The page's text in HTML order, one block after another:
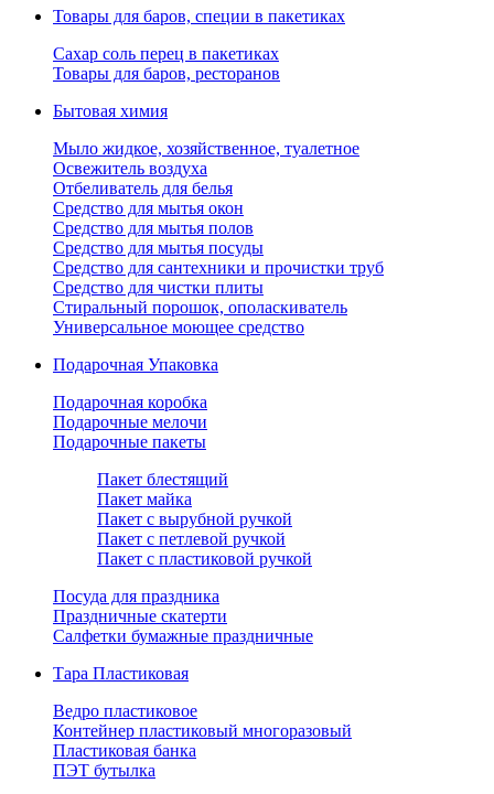
Товары для баров, специи в пакетиках
Сахар соль перец в пакетиках
Товары для баров, ресторанов
Бытовая химия
Мыло жидкое, хозяйственное, туалетное
Освежитель воздуха
Отбеливатель для белья
Средство для мытья окон
Средство для мытья полов
Средство для мытья посуды
Средство для сантехники и прочистки труб
Средство для чистки плиты
Стиральный порошок, ополаскиватель
Универсальное моющее средство
Подарочная Упаковка
Подарочная коробка
Подарочные мелочи
Подарочные пакеты
Пакет блестящий
Пакет майка
Пакет с вырубной ручкой
Пакет с петлевой ручкой
Пакет с пластиковой ручкой
Посуда для праздника
Праздничные скатерти
Салфетки бумажные праздничные
Тара Пластиковая
Ведро пластиковое
Контейнер пластиковый многоразовый
Пластиковая банка
ПЭТ бутылка